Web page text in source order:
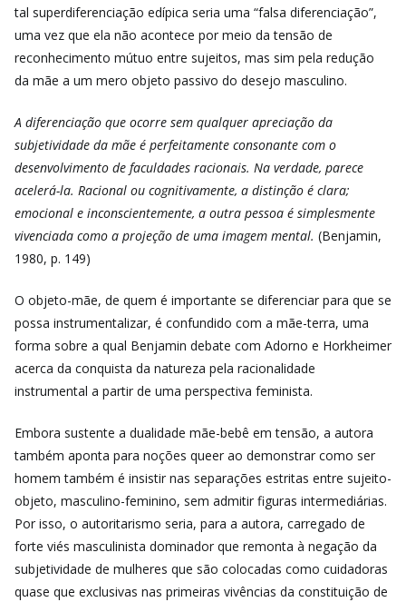
tal superdiferenciação edípica seria uma “falsa diferenciação”,
uma vez que ela não acontece por meio da tensão de
reconhecimento mútuo entre sujeitos, mas sim pela redução
da mãe a um mero objeto passivo do desejo masculino.
A diferenciação que ocorre sem qualquer apreciação da
subjetividade da mãe é perfeitamente consonante com o
desenvolvimento de faculdades racionais. Na verdade, parece
acelerá-la. Racional ou cognitivamente, a distinção é clara;
emocional e inconscientemente, a outra pessoa é simplesmente
vivenciada como a projeção de uma imagem mental. (Benjamin,
1980, p. 149)
O objeto-mãe, de quem é importante se diferenciar para que se
possa instrumentalizar, é confundido com a mãe-terra, uma
forma sobre a qual Benjamin debate com Adorno e Horkheimer
acerca da conquista da natureza pela racionalidade
instrumental a partir de uma perspectiva feminista.
Embora sustente a dualidade mãe-bebê em tensão, a autora
também aponta para noções queer ao demonstrar como ser
homem também é insistir nas separações estritas entre sujeito-
objeto, masculino-feminino, sem admitir figuras intermediárias.
Por isso, o autoritarismo seria, para a autora, carregado de
forte viés masculinista dominador que remonta à negação da
subjetividade de mulheres que são colocadas como cuidadoras
quase que exclusivas nas primeiras vivências da constituição de